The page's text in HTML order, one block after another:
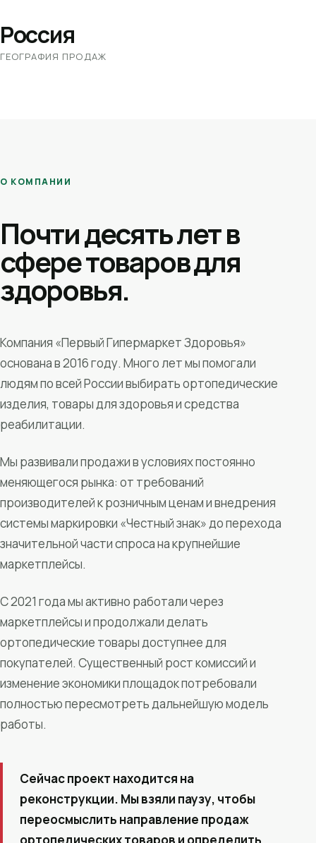
Россия
ГЕОГРАФИЯ ПРОДАЖ
О КОМПАНИИ
Почти десять лет в
сфере товаров для
здоровья.
Компания «Первый Гипермаркет Здоровья»
основана в 2016 году. Много лет мы помогали
людям по всей России выбирать ортопедические
изделия, товары для здоровья и средства
реабилитации.
Мы развивали продажи в условиях постоянно
меняющегося рынка: от требований
производителей к розничным ценам и внедрения
системы маркировки «Честный знак» до перехода
значительной части спроса на крупнейшие
маркетплейсы.
С 2021 года мы активно работали через
маркетплейсы и продолжали делать
ортопедические товары доступнее для
покупателей. Существенный рост комиссий и
изменение экономики площадок потребовали
полностью пересмотреть дальнейшую модель
работы.
Сейчас проект находится на
реконструкции. Мы взяли паузу, чтобы
переосмыслить направление продаж